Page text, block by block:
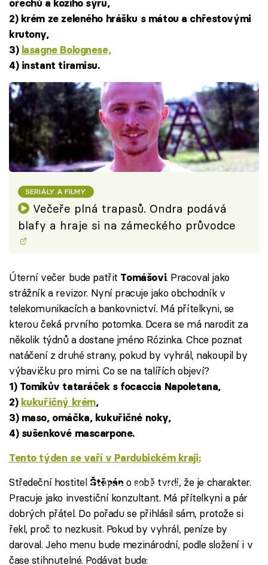
ořechů a kozího sýru,
2) krém ze zeleného hrášku s mátou a chřestovými
krutony,
3) lasagne Bolognese,
4) instant tiramisu.
SERIÁLY A FILMY
Večeře plná trapasů. Ondra podává
blafy a hraje si na zámeckého průvodce
Úterní večer bude patřit Tomášovi. Pracoval jako
strážník a revizor. Nyní pracuje jako obchodník v
telekomunikacích a bankovnictví. Má přítelkyni, se
kterou čeká prvního potomka. Dcera se má narodit za
několik týdnů a dostane jméno Rózinka. Chce poznat
natáčení z druhé strany, pokud by vyhrál, nakoupil by
výbavičku pro mimi. Co se na talířích objeví?
1) Tomíkův tataráček s focaccia Napoletana,
2) kukuřičný krém,
3) maso, omáčka, kukuřičné noky,
4) sušenkové mascarpone.
Tento týden se vaří v Pardubickém kraji:
Failed to fetch
Středeční hostitel Štěpán o sobě tvrdí, že je charakter.
Pracuje jako investiční konzultant. Má přítelkyni a pár
dobrých přátel. Do pořadu se přihlásil sám, protože si
řekl, proč to nezkusit. Pokud by vyhrál, peníze by
daroval. Jeho menu bude mezinárodní, podle složení i v
čase stihnutelné. Podávat bude: